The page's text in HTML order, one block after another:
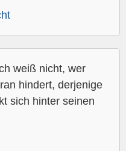
weiß nicht, wer
hindert, derjenige
sich hinter seinen